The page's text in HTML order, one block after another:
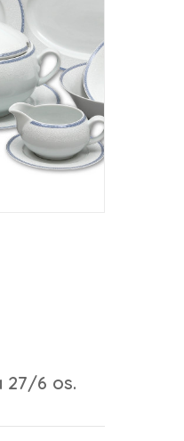
27/6 os.